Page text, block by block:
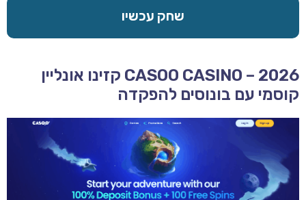
שחק עכשיו
CASOO CASINO – 2026 קזינו אונליין
קוסמי עם בונוסים להפקדה